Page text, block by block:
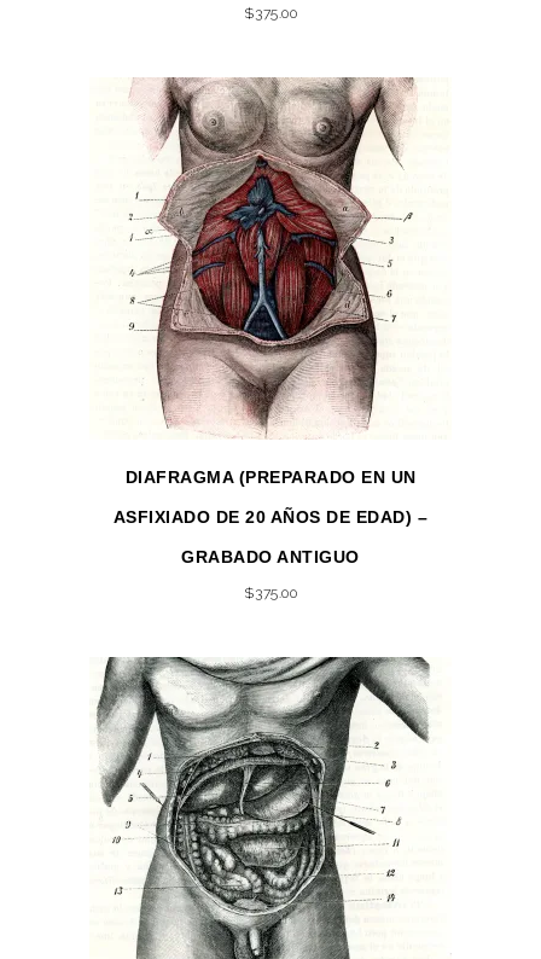
$375.00
DIAFRAGMA (PREPARADO EN UN
ASFIXIADO DE 20 AÑOS DE EDAD) –
GRABADO ANTIGUO
$375.00